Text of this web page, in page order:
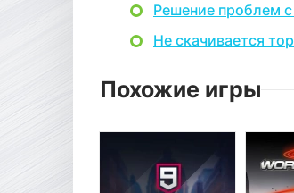
Решение проблем
Не скачивается
Похожие игры